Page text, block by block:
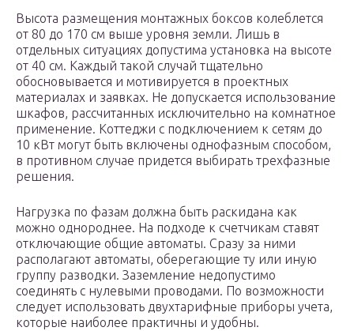
Высота размещения монтажных боксов колеблется
от 80 до 170 см выше уровня земли. Лишь в
отдельных ситуациях допустима установка на высоте
от 40 см. Каждый такой случай тщательно
обосновывается и мотивируется в проектных
материалах и заявках. Не допускается использование
шкафов, рассчитанных исключительно на комнатное
применение. Коттеджи с подключением к сетям до
10 кВт могут быть включены однофазным способом,
в противном случае придется выбирать трехфазные
решения.
Нагрузка по фазам должна быть раскидана как
можно однороднее. На подходе к счетчикам ставят
отключающие общие автоматы. Сразу за ними
располагают автоматы, оберегающие ту или иную
группу разводки. Заземление недопустимо
соединять с нулевыми проводами. По возможности
следует использовать двухтарифные приборы учета,
которые наиболее практичны и удобны.